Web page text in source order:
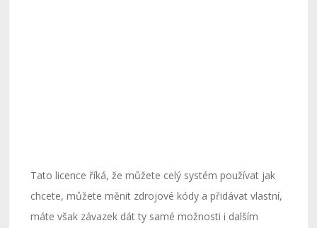
Tato licence říká, že můžete celý systém používat jak
chcete, můžete měnit zdrojové kódy a přidávat vlastní,
máte však závazek dát ty samé možnosti i dalším